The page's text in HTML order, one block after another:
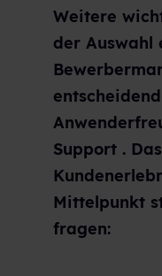
Weitere
der Auswahl
Support .
Mittelpunkt
fragen: